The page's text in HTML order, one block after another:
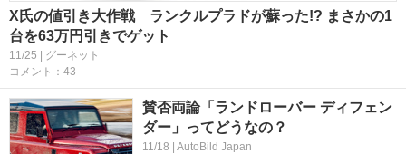
X氏の値引き大作戦 ランクルプラドが蘇った!? まさかの1
台を63万円引きでゲット
11/25 | グーネット
コメント：43
賛否両論「ランドローバー ディフェン
ダー」ってどうなの？
11/18 | AutoBild Japan